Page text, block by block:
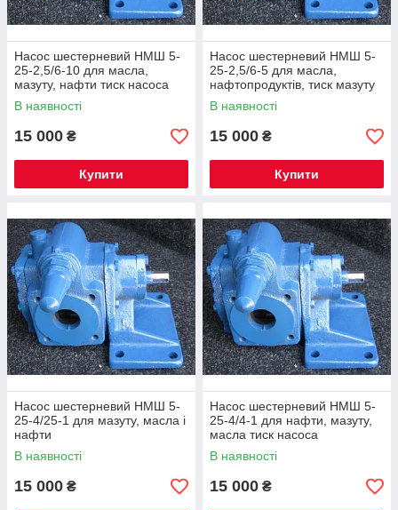
Насос шестерневий НМШ 5-
25-2,5/6-10 для масла,
мазуту, нафти тиск насоса
В наявності
15 000 ₴
Купити
Насос шестерневий НМШ 5-
25-2,5/6-5 для масла,
нафтопродуктів, тиск мазуту
В наявності
15 000 ₴
Купити
Насос шестерневий НМШ 5-
25-4/25-1 для мазуту, масла і
нафти
В наявності
15 000 ₴
Насос шестерневий НМШ 5-
25-4/4-1 для нафти, мазуту,
масла тиск насоса
В наявності
15 000 ₴